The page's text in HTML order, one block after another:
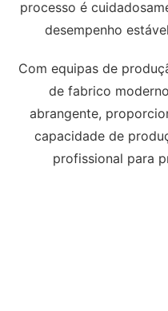
processo é
desempenho
Com equipas de
de fabrico
abrangente,
capacidade de
profissional para